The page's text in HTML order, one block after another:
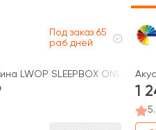
Под заказ 65
раб дней
LWOP SLEEPBOX ONE
1